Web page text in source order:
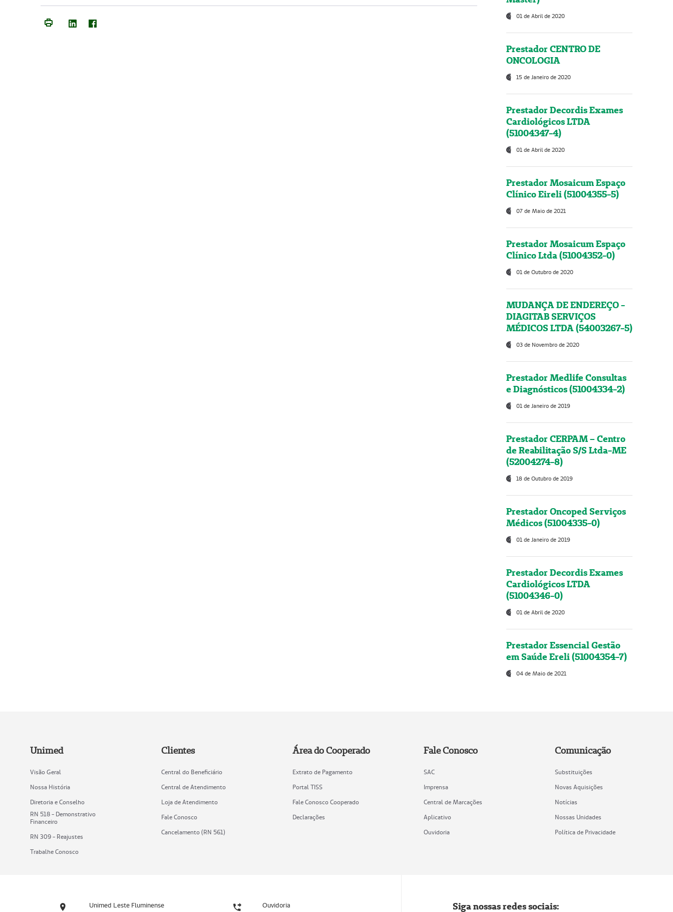
01 de Abril de 2020
Prestador CENTRO DE
ONCOLOGIA
15 de Janeiro de 2020
Prestador Decordis Exames
Cardiológicos LTDA
(51004347-4)
01 de Abril de 2020
Prestador Mosaicum Espaço
Clínico Eireli (51004355-5)
07 de Maio de 2021
Prestador Mosaicum Espaço
Clínico Ltda (51004352-0)
01 de Outubro de 2020
MUDANÇA DE ENDEREÇO -
DIAGITAB SERVIÇOS
MÉDICOS LTDA (54003267-5)
03 de Novembro de 2020
Prestador Medlife Consultas
e Diagnósticos (51004334-2)
01 de Janeiro de 2019
Prestador CERPAM – Centro
de Reabilitação S/S Ltda-ME
(52004274-8)
18 de Outubro de 2019
Prestador Oncoped Serviços
Médicos (51004335-0)
01 de Janeiro de 2019
Prestador Decordis Exames
Cardiológicos LTDA
(51004346-0)
01 de Abril de 2020
Prestador Essencial Gestão
em Saúde Ereli (51004354-7)
04 de Maio de 2021
Unimed
Visão Geral
Nossa História
Diretoria e Conselho
RN 518 - Demonstrativo
Financeiro
RN 309 - Reajustes
Trabalhe Conosco
Clientes
Central do Beneficiário
Central de Atendimento
Loja de Atendimento
Fale Conosco
Cancelamento (RN 561)
Área do Cooperado
Extrato de Pagamento
Portal TISS
Fale Conosco Cooperado
Declarações
Fale Conosco
SAC
Imprensa
Central de Marcações
Aplicativo
Ouvidoria
Comunicação
Substituições
Novas Aquisições
Notícias
Nossas Unidades
Política de Privacidade
Unimed Leste Fluminense Ouvidoria Siga nossas redes sociais: